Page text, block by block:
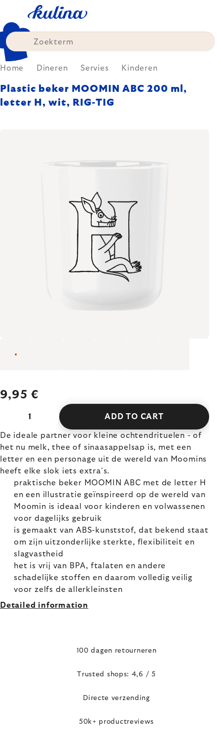
content
Home Dineren Servies Kinderen
Plastic beker MOOMIN ABC 200 ml,
letter H, wit, RIG-TIG
9,95 €
ADD TO CART
De ideale partner voor kleine ochtendrituelen - of
het nu melk, thee of sinaasappelsap is, met een
letter en een personage uit de wereld van Moomins
heeft elke slok iets extra's.
praktische beker MOOMIN ABC met de letter H
en een illustratie geïnspireerd op de wereld van
Moomin is ideaal voor kinderen en volwassenen
voor dagelijks gebruik
is gemaakt van ABS-kunststof, dat bekend staat
om zijn uitzonderlijke sterkte, flexibiliteit en
slagvastheid
het is vrij van BPA, ftalaten en andere
schadelijke stoffen en daarom volledig veilig
voor zelfs de allerkleinsten
Detailed information
100 dagen retourneren
Trusted shops: 4,6 / 5
Directe verzending
50k+ productreviews